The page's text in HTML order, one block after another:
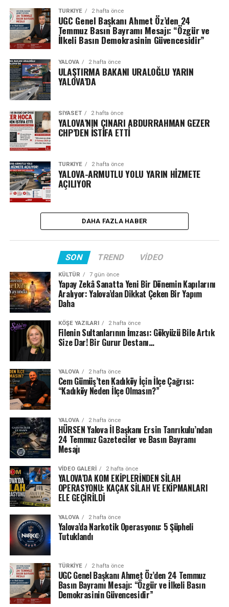
TÜRKIYE 2 hafta önce
UGC Genel Başkanı Ahmet Öz’den 24
Temmuz Basın Bayramı Mesajı: “Özgür ve
İlkeli Basın Demokrasinin Güvencesidir”
YALOVA 2 hafta önce
ULAŞTIRMA BAKANI URALOĞLU YARIN
YALOVA’DA
SIYASET 2 hafta önce
YALOVA’NIN ÇINARI ABDURRAHMAN GEZER
CHP’DEN İSTİFA ETTİ
TÜRKIYE 2 hafta önce
YALOVA-ARMUTLU YOLU YARIN HİZMETE
AÇILIYOR
DAHA FAZLA HABER
SON TREND VIDEO
KÜLTÜR 7 gün önce
Yapay Zekâ Sanatta Yeni Bir Dönemin Kapılarını
Aralıyor: Yalova’dan Dikkat Çeken Bir Yapım
Daha
KÖŞE YAZILARI 2 hafta önce
Filenin Sultanlarının İmzası: Gökyüzü Bile Artık
Size Dar! Bir Gurur Destanı…
YALOVA 2 hafta önce
Cem Gümüş’ten Kadıköy İçin İlçe Çağrısı:
“Kadıköy Neden İlçe Olmasın?”
YALOVA 2 hafta önce
HÜRSEN Yalova İl Başkanı Ersin Tanrıkulu’ndan
24 Temmuz Gazeteciler ve Basın Bayramı
Mesajı
VIDEO GALERI 2 hafta önce
YALOVA’DA KOM EKİPLERİNDEN SİLAH
OPERASYONU: KAÇAK SİLAH VE EKİPMANLARI
ELE GEÇİRİLDİ
YALOVA 2 hafta önce
Yalova’da Narkotik Operasyonu: 5 Şüpheli
Tutuklandı
TÜRKIYE 2 hafta önce
UGC Genel Başkanı Ahmet Öz’den 24 Temmuz
Basın Bayramı Mesajı: “Özgür ve İlkeli Basın
Demokrasinin Güvencesidir”